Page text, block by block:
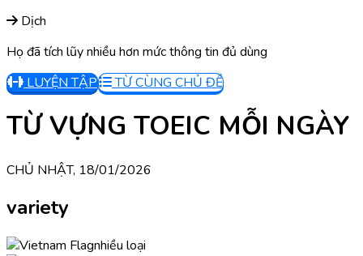
Dịch
Họ đã tích lũy nhiều hơn mức thông tin đủ dùng
LUYỆN TẬP
TỪ CÙNG CHỦ ĐỀ
TỪ VỰNG TOEIC MỖI NGÀY
CHỦ NHẬT, 18/01/2026
variety
nhiều loại